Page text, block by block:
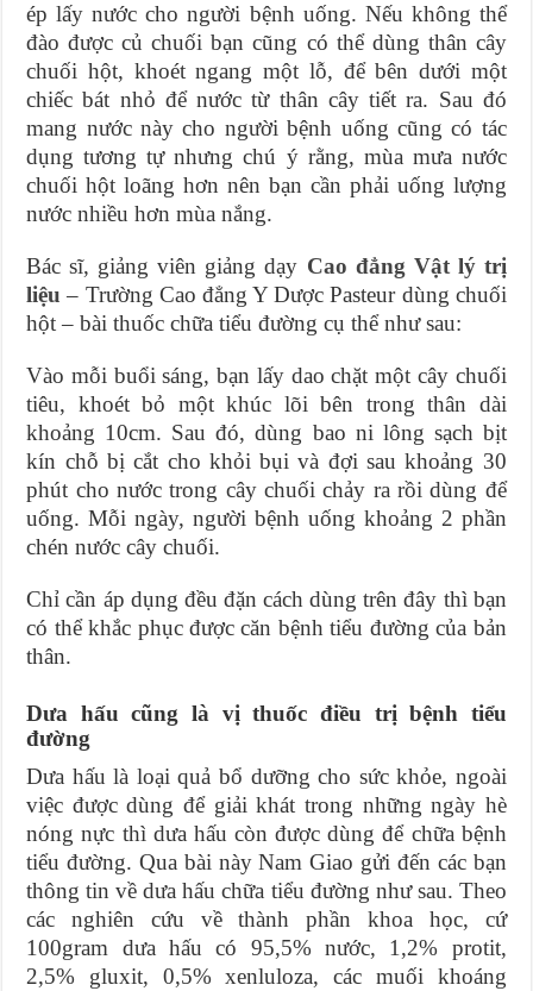
ép lấy nước cho người bệnh uống. Nếu không thể
đào được củ chuối bạn cũng có thể dùng thân cây
chuối hột, khoét ngang một lỗ, để bên dưới một
chiếc bát nhỏ để nước từ thân cây tiết ra. Sau đó
mang nước này cho người bệnh uống cũng có tác
dụng tương tự nhưng chú ý rằng, mùa mưa nước
chuối hột loãng hơn nên bạn cần phải uống lượng
nước nhiều hơn mùa nắng.
Bác sĩ, giảng viên giảng dạy Cao đẳng Vật lý trị
liệu – Trường Cao đẳng Y Dược Pasteur dùng chuối
hột – bài thuốc chữa tiểu đường cụ thể như sau:
Vào mỗi buổi sáng, bạn lấy dao chặt một cây chuối
tiêu, khoét bỏ một khúc lõi bên trong thân dài
khoảng 10cm. Sau đó, dùng bao ni lông sạch bịt
kín chỗ bị cắt cho khỏi bụi và đợi sau khoảng 30
phút cho nước trong cây chuối chảy ra rồi dùng để
uống. Mỗi ngày, người bệnh uống khoảng 2 phần
chén nước cây chuối.
Chỉ cần áp dụng đều đặn cách dùng trên đây thì bạn
có thể khắc phục được căn bệnh tiểu đường của bản
thân.
Dưa hấu cũng là vị thuốc điều trị bệnh tiểu
đường
Dưa hấu là loại quả bổ dưỡng cho sức khỏe, ngoài
việc được dùng để giải khát trong những ngày hè
nóng nực thì dưa hấu còn được dùng để chữa bệnh
tiểu đường. Qua bài này Nam Giao gửi đến các bạn
thông tin về dưa hấu chữa tiểu đường như sau. Theo
các nghiên cứu về thành phần khoa học, cứ
100gram dưa hấu có 95,5% nước, 1,2% protit,
2,5% gluxit, 0,5% xenluloza, các muối khoáng